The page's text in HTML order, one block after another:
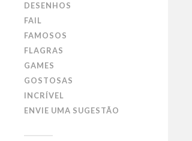
DESENHOS
FAIL
FAMOSOS
FLAGRAS
GAMES
GOSTOSAS
INCRÍVEL
ENVIE UMA SUGESTÃO